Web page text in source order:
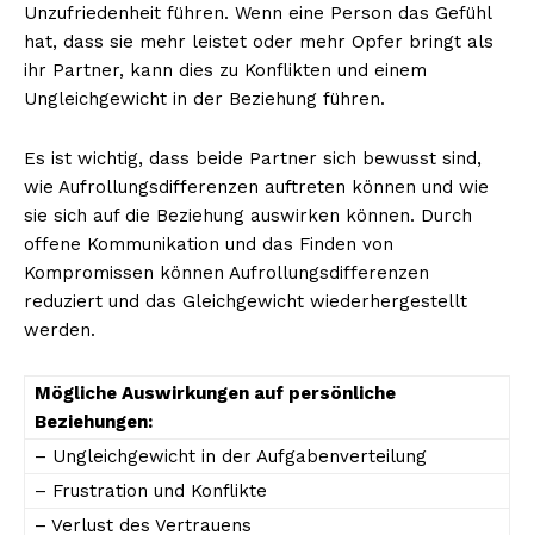
Erhalte unseren
Unzufriedenheit führen. Wenn eine Person das Gefühl
hat, dass sie mehr leistet oder mehr Opfer bringt als
ihr Partner, kann dies zu Konflikten und einem
Ungleichgewicht in der Beziehung führen.
Es ist wichtig, dass beide Partner sich bewusst sind,
wie Aufrollungsdifferenzen auftreten können und wie
sie sich auf die Beziehung auswirken können. Durch
offene Kommunikation und das Finden von
Kompromissen können Aufrollungsdifferenzen
reduziert und das Gleichgewicht wiederhergestellt
werden.
Mögliche Auswirkungen auf persönliche
Beziehungen:
– Ungleichgewicht in der Aufgabenverteilung
– Frustration und Konflikte
– Verlust des Vertrauens